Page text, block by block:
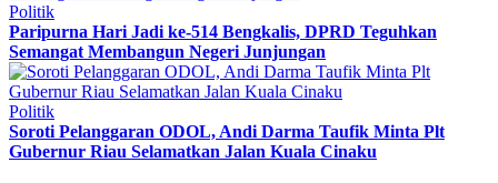
Politik
Paripurna Hari Jadi ke-514 Bengkalis, DPRD Teguhkan
Semangat Membangun Negeri Junjungan
Politik
Soroti Pelanggaran ODOL, Andi Darma Taufik Minta Plt
Gubernur Riau Selamatkan Jalan Kuala Cinaku